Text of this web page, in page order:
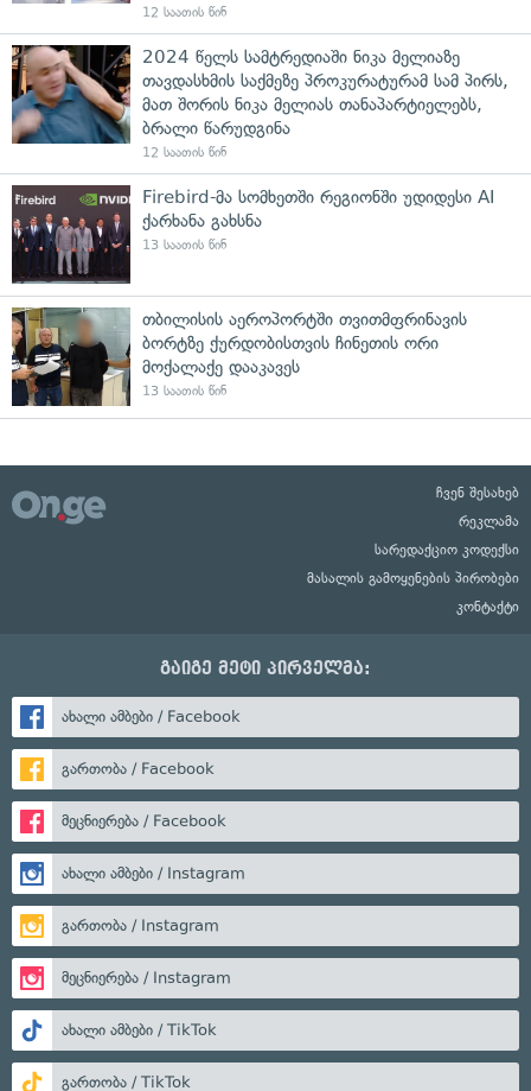
12 საათის წინ
2024 წელს სამტრედიაში ნიკა მელიაზე
თავდასხმის საქმეზე პროკურატურამ სამ პირს,
მათ შორის ნიკა მელიას თანაპარტიელებს,
ბრალი წარუდგინა
12 საათის წინ
Firebird-მა სომხეთში რეგიონში უდიდესი AI
ქარხანა გახსნა
13 საათის წინ
თბილისის აეროპორტში თვითმფრინავის
ბორტზე ქურდობისთვის ჩინეთის ორი
მოქალაქე დააკავეს
13 საათის წინ
ჩვენ შესახებ
რეკლამა
სარედაქციო კოდექსი
მასალის გამოყენების პირობები
კონტაქტი
გაიგე მეტი პირველმა:
ახალი ამბები / Facebook
გართობა / Facebook
მეცნიერება / Facebook
ახალი ამბები / Instagram
გართობა / Instagram
მეცნიერება / Instagram
ახალი ამბები / TikTok
გართობა / TikTok